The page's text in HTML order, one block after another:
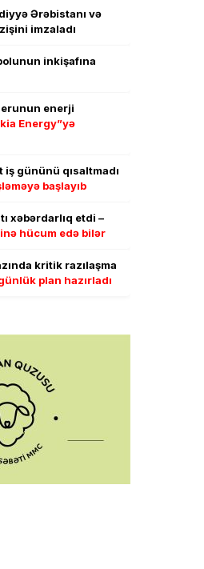
Ərəbistanı və
imzaladı
inkişafına
enerji
Energy”yə
gününü qısaltmadı
başlayıb
xəbərdarlıq etdi –
hücum edə bilər
kritik razılaşma
plan hazırladı